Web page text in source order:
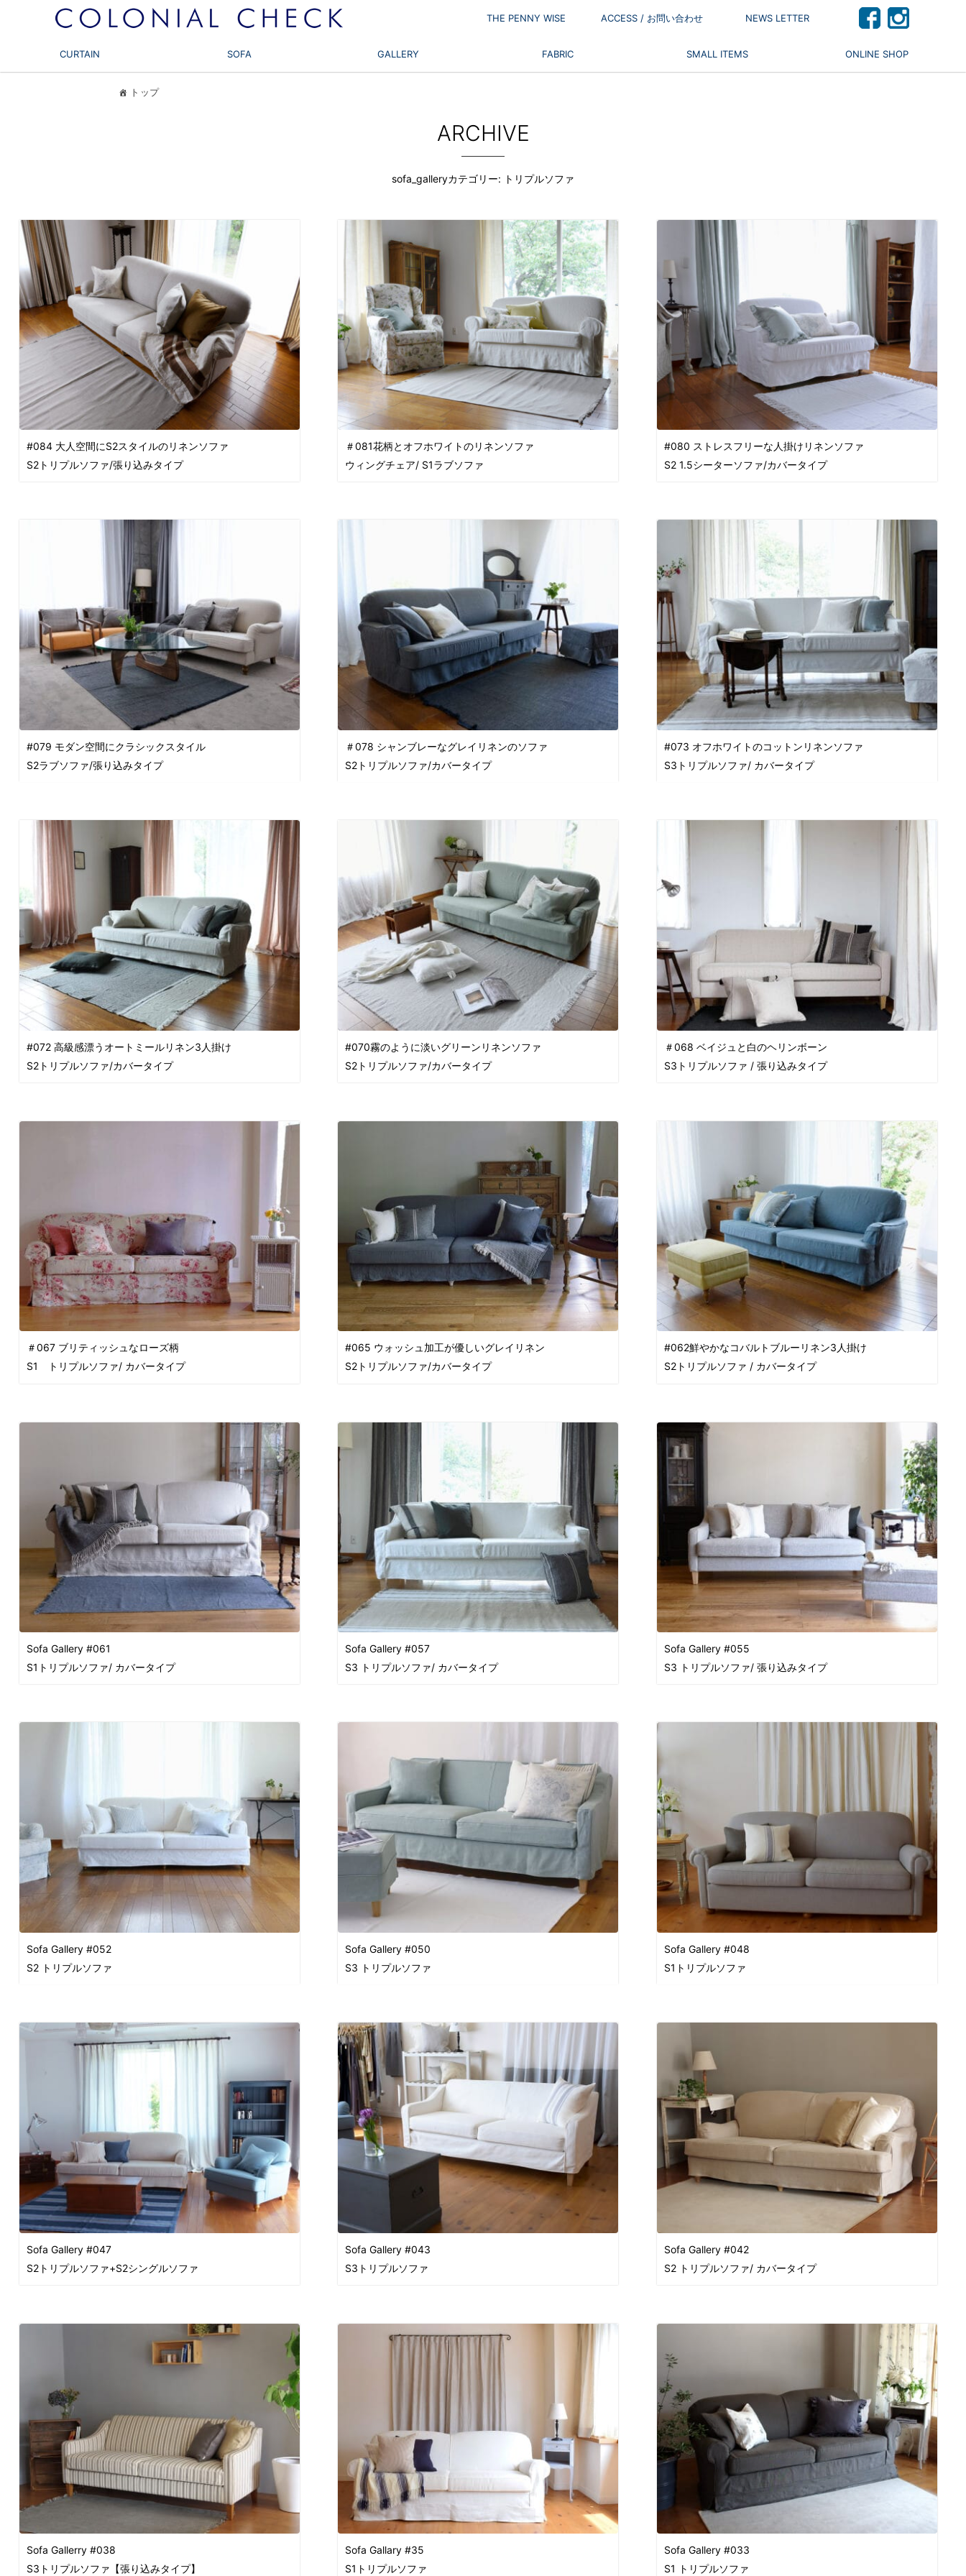
THE PENNY WISE ACCESS / お問い合わせ NEWS LETTER
CURTAIN SOFA GALLERY FABRIC SMALL ITEMS ONLINE SHOP
トップ
ARCHIVE
sofa_galleryカテゴリー: トリプルソファ
#084 大人空間にS2スタイルのリネンソファ
S2トリプルソファ/張り込みタイプ
＃081花柄とオフホワイトのリネンソファ
ウィングチェア/ S1ラブソファ
#080 ストレスフリーな人掛けリネンソファ
S2 1.5シーターソファ/カバータイプ
#079 モダン空間にクラシックスタイル
S2ラブソファ/張り込みタイプ
＃078 シャンブレーなグレイリネンのソファ
S2トリプルソファ/カバータイプ
#073 オフホワイトのコットンリネンソファ
S3トリプルソファ/ カバータイプ
#072 高級感漂うオートミールリネン3人掛け
S2トリプルソファ/カバータイプ
#070霧のように淡いグリーンリネンソファ
S2トリプルソファ/カバータイプ
＃068 ベイジュと白のヘリンボーン
S3トリプルソファ / 張り込みタイプ
＃067 ブリティッシュなローズ柄
S1 トリプルソファ/ カバータイプ
#065 ウォッシュ加工が優しいグレイリネン
S2トリプルソファ/カバータイプ
#062鮮やかなコバルトブルーリネン3人掛け
S2トリプルソファ / カバータイプ
Sofa Gallery #061
S1トリプルソファ/ カバータイプ
Sofa Gallery #057
S3 トリプルソファ/ カバータイプ
Sofa Gallery #055
S3 トリプルソファ/ 張り込みタイプ
Sofa Gallery #052
S2 トリプルソファ
Sofa Gallery #050
S3 トリプルソファ
Sofa Gallery #048
S1トリプルソファ
Sofa Gallery #047
S2トリプルソファ+S2シングルソファ
Sofa Gallery #043
S3トリプルソファ
Sofa Gallery #042
S2 トリプルソファ/ カバータイプ
Sofa Gallerry #038
S3トリプルソファ【張り込みタイプ】
Sofa Gallary #35
S1トリプルソファ
Sofa Gallery #033
S1 トリプルソファ